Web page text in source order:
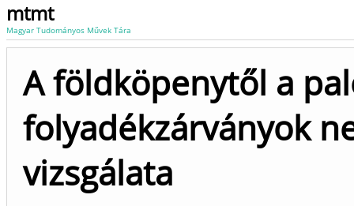
mtmt
Magyar Tudományos Művek Tára
A földköpenytől a
folyadékzárványok
vizsgálata